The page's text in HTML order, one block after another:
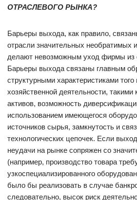
ОТРАСЛЕВОГО РЫНКА?
Барьеры выхода, как правило,
отрасли значительных необратимых
делают невозможным уход фирмы из
Барьеры выхода связаны главным
структурными характеристиками того
хозяйственной деятельности, такими
активов, возможность
использованием имеющегося
источников сырья, замкнутость и
технологических цепочек. Если
неудачи на рынке сопряжен со
(например, производство товара
узкоспециализированного
было бы реализовать в случае
следовательно, высок риск